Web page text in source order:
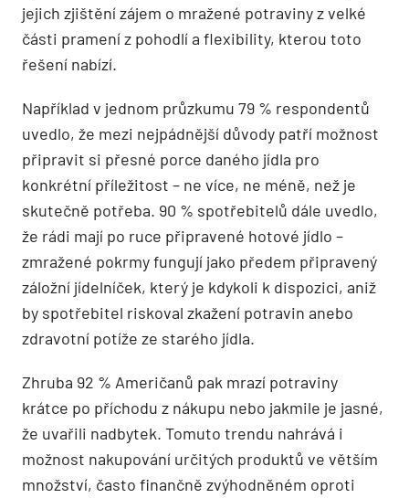
jejich zjištění zájem o mražené potraviny z velké
části pramení z pohodlí a flexibility, kterou toto
řešení nabízí.
Například v jednom průzkumu 79 % respondentů
uvedlo, že mezi nejpádnější důvody patří možnost
připravit si přesné porce daného jídla pro
konkrétní příležitost – ne více, ne méně, než je
skutečně potřeba. 90 % spotřebitelů dále uvedlo,
že rádi mají po ruce připravené hotové jídlo –
zmražené pokrmy fungují jako předem připravený
záložní jídelníček, který je kdykoli k dispozici, aniž
by spotřebitel riskoval zkažení potravin anebo
zdravotní potíže ze starého jídla.
Zhruba 92 % Američanů pak mrazí potraviny
krátce po příchodu z nákupu nebo jakmile je jasné,
že uvařili nadbytek. Tomuto trendu nahrává i
možnost nakupování určitých produktů ve větším
množství, často finančně zvýhodněném oproti